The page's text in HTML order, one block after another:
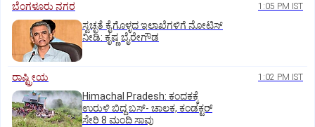
ಬೆಂಗಳೂರು ನಗರ 1:05 PM IST
ಸ್ವಚ್ಛತೆ ಕೈಗೊಳ್ಳದ ಇಲಾಖೆಗಳಿಗೆ ನೋಟಿಸ್‌
ನೀಡಿ: ಕೃಷ್ಣ ಬೈರೇಗೌಡ
ರಾಷ್ಟ್ರೀಯ 1:02 PM IST
Himachal Pradesh: ಕಂದಕಕ್ಕೆ
ಉರುಳಿ ಬಿದ್ದ ಬಸ್-‌ ಚಾಲಕ, ಕಂಡಕ್ಟರ್‌
ಸೇರಿ 8 ಮಂದಿ ಸಾವು